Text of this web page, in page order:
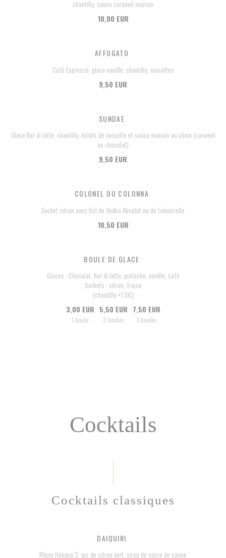
chantilly, sauce caramel maison
10,00 EUR
AFFOGATO
Café Espresso, glace vanille, chantilly, noisettes
9,50 EUR
SUNDAE
Glace fior di latte, chantilly, éclats de noisette et sauce maison au choix (caramel
ou chocolat)
9,50 EUR
COLONEL OU COLONNA
Sorbet citron avec 6cl de Vodka Absolut ou de Limoncello
10,50 EUR
BOULE DE GLACE
Glaces : Chocolat, fior di latte, pistache, vanille, café
Sorbets : citron, fraise
(chantilly +1,5€)
3,00 EUR
1 boule
5,50 EUR
2 boules
7,50 EUR
3 boules
Cocktails
Cocktails classiques
DAIQUIRI
Rhum Havana 3, jus de citron vert, sirop de sucre de canne